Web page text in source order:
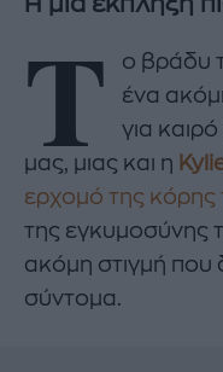
Τ
ο βράδυ
ένα
για
μας, μιας και η
ερχομό της κόρης
της εγκυμοσύνης
ακόμη στιγμή που
σύντομα.